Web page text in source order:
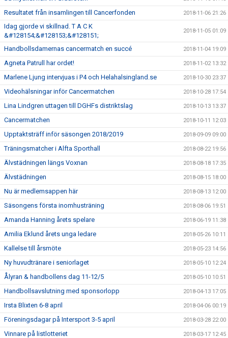
Resultatet från insamlingen till Cancerfonden 2018-11-06 21:26
Idag gjorde vi skillnad. T A C K
&#128154;&#128153;&#128151;
2018-11-05 01:09
Handbollsdamernas cancermatch en succé 2018-11-04 19:09
Agneta Patrull har ordet! 2018-11-02 13:32
Marlene Ljung intervjuas i P4 och Helahalsingland.se 2018-10-30 23:37
Videohälsningar inför Cancermatchen 2018-10-28 17:54
Lina Lindgren uttagen till DGHFs distriktslag 2018-10-13 13:37
Cancermatchen 2018-10-11 12:03
Upptaktsträff inför säsongen 2018/2019 2018-09-09 09:00
Träningsmatcher i Alfta Sporthall 2018-08-22 19:56
Älvstädningen längs Voxnan 2018-08-18 17:35
Älvstädningen 2018-08-15 18:00
Nu är medlemsappen här 2018-08-13 12:00
Säsongens första inomhusträning 2018-08-06 19:51
Amanda Hanning årets spelare 2018-06-19 11:38
Amilia Eklund årets unga ledare 2018-05-26 10:11
Kallelse till årsmöte 2018-05-23 14:56
Ny huvudtränare i seniorlaget 2018-05-10 12:24
Ålyran & handbollens dag 11-12/5 2018-05-10 10:51
Handbollsavslutning med sponsorlopp 2018-04-13 17:05
Irsta Blixten 6-8 april 2018-04-06 00:19
Föreningsdagar på Intersport 3-5 april 2018-03-28 22:00
Vinnare på listlotteriet 2018-03-17 12:45